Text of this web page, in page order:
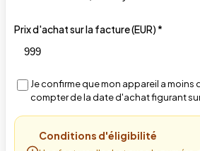
Prix d'achat sur la facture (EUR) *
Je confirme que mon appareil a moins
compter de la date d'achat figurant
Conditions d'éligibilité